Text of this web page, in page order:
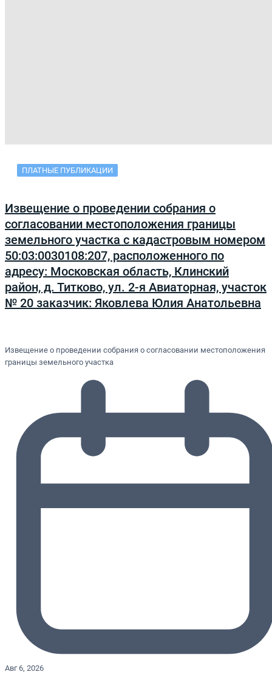
ПЛАТНЫЕ ПУБЛИКАЦИИ
Извещение о проведении собрания о
согласовании местоположения границы
земельного участка с кадастровым номером
50:03:0030108:207, расположенного по
адресу: Московская область, Клинский
район, д. Титково, ул. 2-я Авиаторная, участок
№ 20 заказчик: Яковлева Юлия Анатольевна
Извещение о проведении собрания о согласовании местоположения
границы земельного участка
Авг 6, 2026